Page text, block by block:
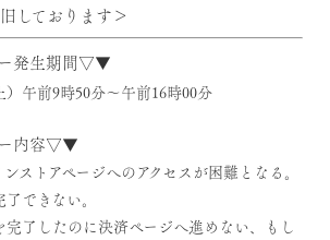
しております＞
発生期間▽▼
）午前9時50分～午前16時00分
内容▽▼
ストアページへのアクセスが困難となる。
できない。
完了したのに決済ページへ進めない、もし